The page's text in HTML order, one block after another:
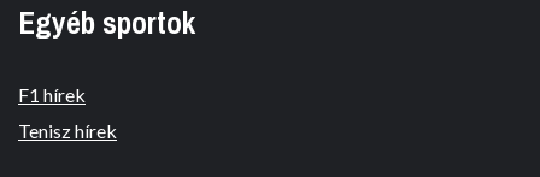
Egyéb sportok
F1 hírek
Tenisz hírek